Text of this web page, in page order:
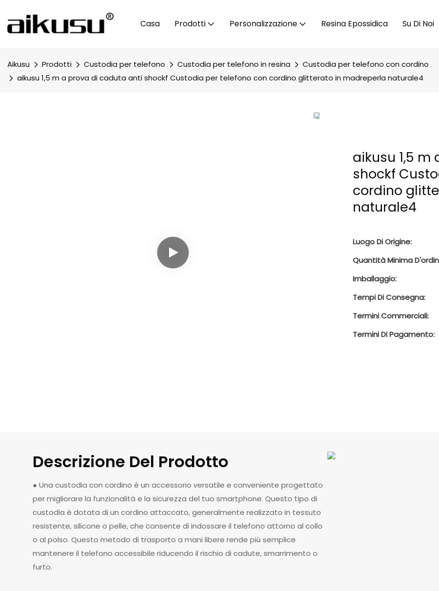
Casa Prodotti Personalizzazione Resina Epossidica Su Di Noi
Aikusu Prodotti Custodia per telefono Custodia per telefono in resina
Custodia per telefono con cordino
aikusu 1,5 m a prova di caduta anti shockf Custodia per telefono con cordino glitterato in madreperla naturale4
aikusu 1,5
shockf
cordino
naturale4
Luogo Di Origine:
Quantità Minima
Imballaggio:
Tempi Di Consegna:
Termini Commerciali:
Termini Di Pagamento:
Descrizione Del Prodotto
● Una custodia con cordino è un accessorio versatile e conveniente progettato
per migliorare la funzionalità e la sicurezza del tuo smartphone. Questo tipo di
custodia è dotata di un cordino attaccato, generalmente realizzato in tessuto
resistente, silicone o pelle, che consente di indossare il telefono attorno al collo
o al polso. Questo metodo di trasporto a mani libere rende più semplice
mantenere il telefono accessibile riducendo il rischio di cadute, smarrimento o
furto.